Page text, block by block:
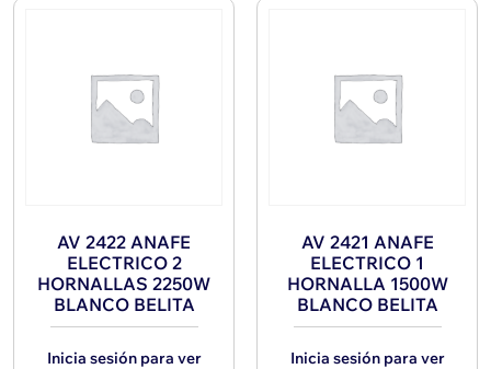
AV 2422 ANAFE
ELECTRICO 2
HORNALLAS 2250W
BLANCO BELITA
Inicia sesión para ver
AV 2421 ANAFE
ELECTRICO 1
HORNALLA 1500W
BLANCO BELITA
Inicia sesión para ver